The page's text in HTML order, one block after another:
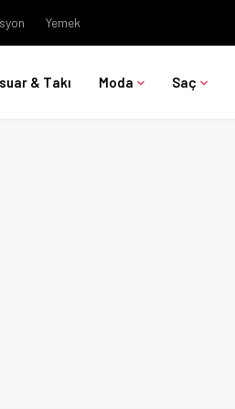
Yemek
& Takı Moda Saç